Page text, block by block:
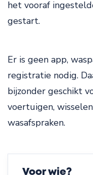
het vooraf
gestart.
Er is geen app,
registratie nodig.
bijzonder geschikt
voertuigen,
wasafspraken.
Voor wie?